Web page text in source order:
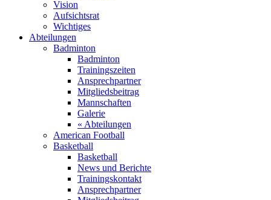
Vision
Aufsichtsrat
Wichtiges
Abteilungen
Badminton
Badminton
Trainingszeiten
Ansprechpartner
Mitgliedsbeitrag
Mannschaften
Galerie
« Abteilungen
American Football
Basketball
Basketball
News und Berichte
Trainingskontakt
Ansprechpartner